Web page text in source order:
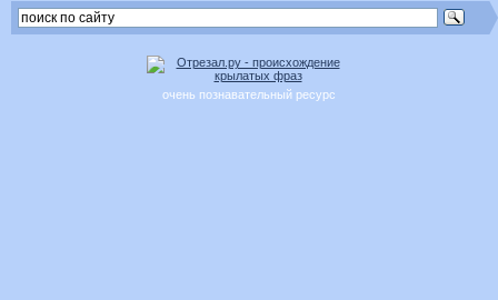
очень познавательный ресурс